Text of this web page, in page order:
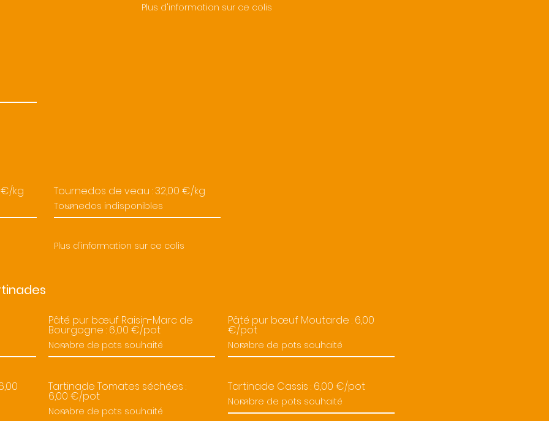
Plus d'information sur ce colis
kg Tournedos de veau : 32,00 €/kg
Plus d'information sur ce colis
Pâté pur bœuf Raisin-Marc de
Bourgogne : 6,00 €/pot
Pâté pur bœuf Moutarde : 6,00
€/pot
Tartinade Tomates séchées :
6,00 €/pot
Tartinade Cassis : 6,00 €/pot